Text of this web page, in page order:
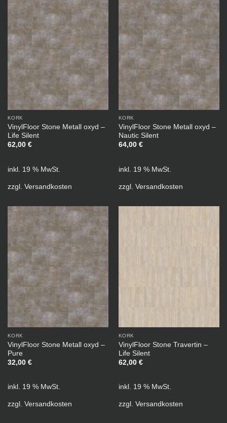
KORK
VinylFloor Stone Metall oxyd –
Life Silent
62,00 €
inkl. 19 % MwSt.
zzgl. Versandkosten
KORK
VinylFloor Stone Metall oxyd –
Nautic Silent
64,00 €
inkl. 19 % MwSt.
zzgl. Versandkosten
KORK
VinylFloor Stone Metall oxyd –
Pure
32,00 €
inkl. 19 % MwSt.
zzgl. Versandkosten
KORK
VinylFloor Stone Travertin –
Life Silent
62,00 €
inkl. 19 % MwSt.
zzgl. Versandkosten